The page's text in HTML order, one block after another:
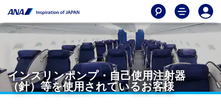
インスリンポンプ・自己使用注射器
（針）等を使用されているお客様